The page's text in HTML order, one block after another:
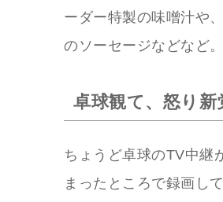
ーダー特製の味噌汁や
のソーセージなどなど
卓球観て、怒り新
ちょうど卓球のTV中継
まったところで録画し